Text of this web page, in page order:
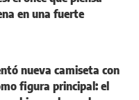
en una fuerte
nueva camiseta con
figura principal: el